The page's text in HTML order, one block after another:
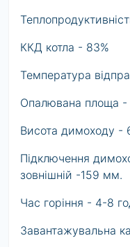
ККД котла - 83%
Температура
Опалювана площа -
Висота димоходу -
Підключення
зовнішній -159 мм.
Час горіння - 4-8
Завантажувальна